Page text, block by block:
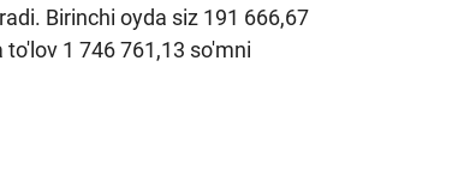
Birinchi oyda siz 191 666,67
1 746 761,13 so'mni